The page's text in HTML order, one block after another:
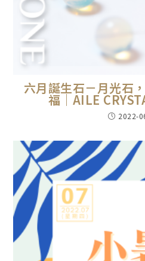
六月誕生石－月光石
福｜AILE
2022-